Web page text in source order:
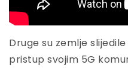
Druge su zemlje
pristup svojim 5G